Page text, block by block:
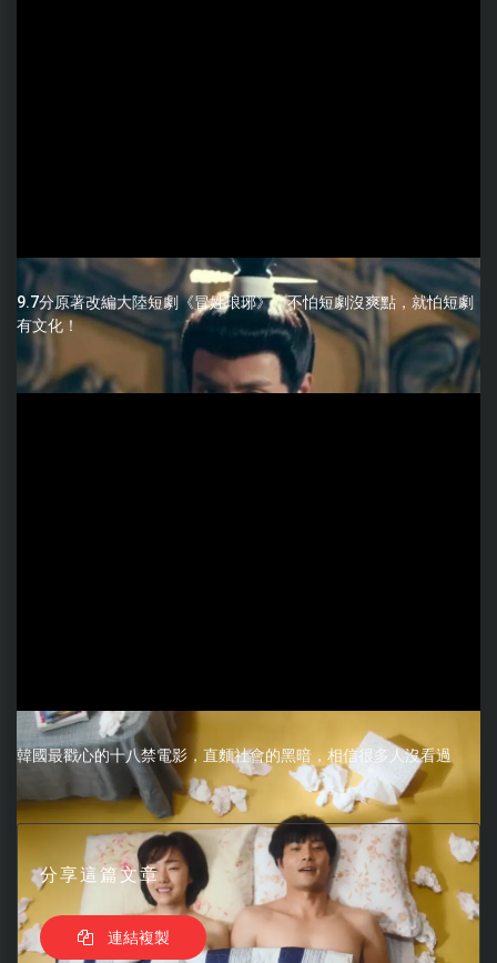
9.7分原著改編大陸短劇《冒姓琅琊》，不怕短劇沒爽點，就怕短劇
有文化！
韓國最戳心的十八禁電影，直麵社會的黑暗，相信很多人沒看過
分享這篇文章
連結複製